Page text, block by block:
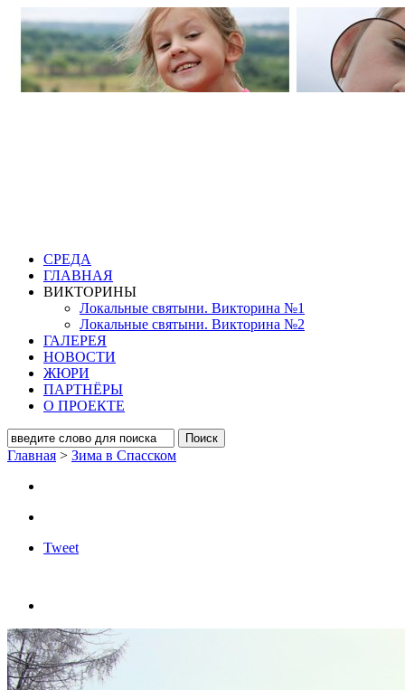
СРЕДА
ГЛАВНАЯ
ВИКТОРИНЫ
Локальные святыни. Викторина №1
Локальные святыни. Викторина №2
ГАЛЕРЕЯ
НОВОСТИ
ЖЮРИ
ПАРТНЁРЫ
О ПРОЕКТЕ
Главная > Зима в Спасском
Tweet